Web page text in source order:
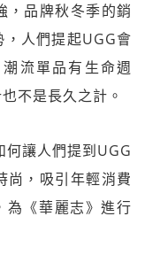
，品牌秋冬季的銷
人們提起UGG會
流單品有生命週
不是長久之計。
讓人們提到UGG
尚，吸引年輕消費
《華麗志》進行